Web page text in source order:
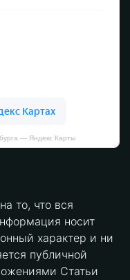
— Яндекс Карты
то, что вся
носит
характер и ни
публичной
Статьи